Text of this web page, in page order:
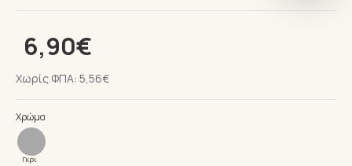
6,90€
Χωρίς ΦΠΑ: 5,56€
Χρώμα
Γκρι